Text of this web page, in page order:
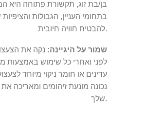
בן/בת זוג, תקשורת פתוחה היא
בתחומי העניין, הגבולות
להבטיח חוויה חיובית.
שמור על היגיינה: נקה את
לפני ואחרי כל שימוש באמצעות
עדינים או חומר ניקוי מיוחד
נכונה מונעת זיהומים ומאריכה
שלך.